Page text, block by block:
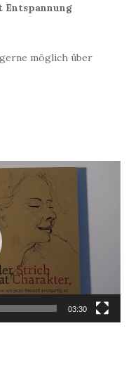
Entspannung
möglich über
03:30